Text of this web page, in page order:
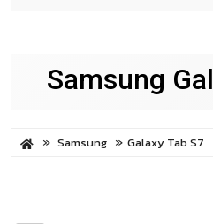
Samsung
Samsung Galaxy Tab S7